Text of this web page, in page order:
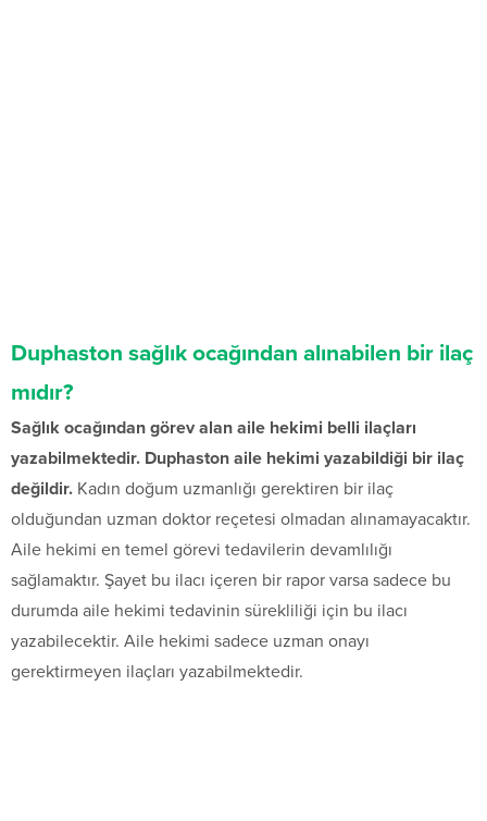
Duphaston sağlık ocağından alınabilen bir ilaç
mıdır?
Sağlık ocağından görev alan aile hekimi belli ilaçları
yazabilmektedir. Duphaston aile hekimi yazabildiği bir ilaç
değildir. Kadın doğum uzmanlığı gerektiren bir ilaç
olduğundan uzman doktor reçetesi olmadan alınamayacaktır.
Aile hekimi en temel görevi tedavilerin devamlılığı
sağlamaktır. Şayet bu ilacı içeren bir rapor varsa sadece bu
durumda aile hekimi tedavinin sürekliliği için bu ilacı
yazabilecektir. Aile hekimi sadece uzman onayı
gerektirmeyen ilaçları yazabilmektedir.